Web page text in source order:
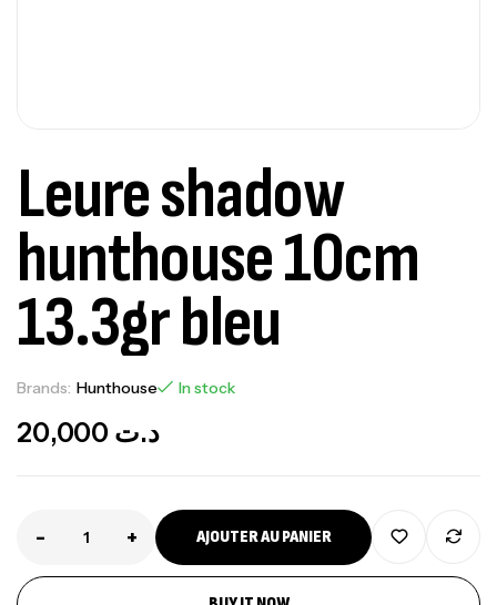
Leure shadow
hunthouse 10cm
13.3gr bleu
Brands: Hunthouse In stock
د.ت
- + AJOUTER AU PANIER